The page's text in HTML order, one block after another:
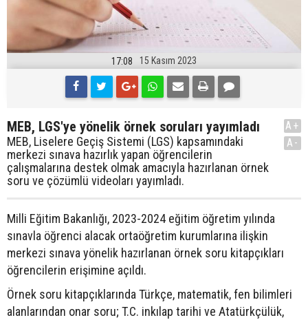
17:08 15 Kasım 2023
MEB, LGS'ye yönelik örnek soruları yayımladı
MEB, Liselere Geçiş Sistemi (LGS) kapsamındaki
merkezi sınava hazırlık yapan öğrencilerin
çalışmalarına destek olmak amacıyla hazırlanan örnek
soru ve çözümlü videoları yayımladı.
A+
A-
Milli Eğitim Bakanlığı, 2023-2024 eğitim öğretim yılında
sınavla öğrenci alacak ortaöğretim kurumlarına ilişkin
merkezi sınava yönelik hazırlanan örnek soru kitapçıkları
öğrencilerin erişimine açıldı.
Örnek soru kitapçıklarında Türkçe, matematik, fen bilimleri
alanlarından onar soru; T.C. inkılap tarihi ve Atatürkçülük,